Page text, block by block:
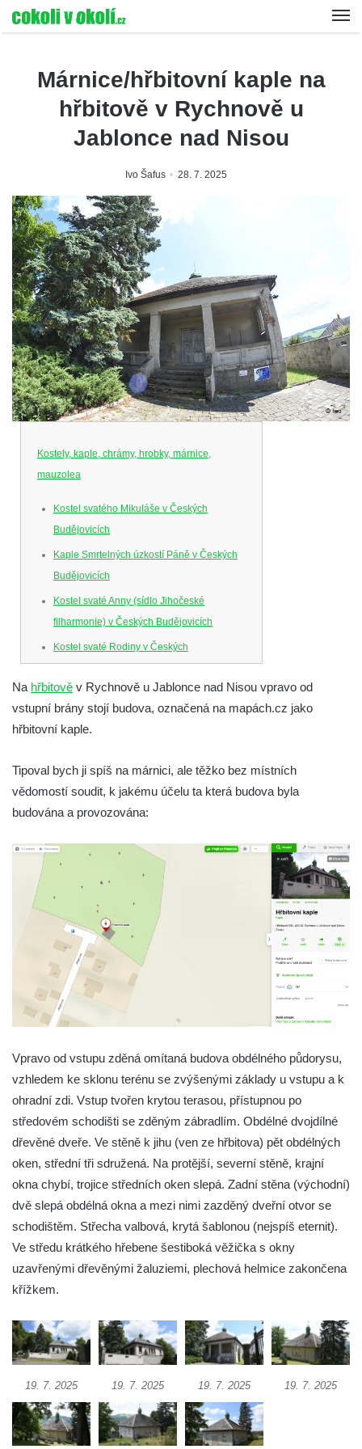
Márnice/hřbitovní kaple na
hřbitově v Rychnově u
Jablonce nad Nisou
Ivo Šafus 28. 7. 2025
Kostely, kaple, chrámy, hrobky, márnice,
mauzolea
Kostel svatého Mikuláše v Českých
Budějovicích
Kaple Smrtelných úzkostí Páně v Českých
Budějovicích
Kostel svaté Anny (sídlo Jihočeské
filharmonie) v Českých Budějovicích
Kostel svaté Rodiny v Českých
Budějovicích
Kostel Obětování Panny Marie u kláštera
dominikánů v Českých Budějovicích
Kostel Všech svatých v Kamenném Újezdě
Kaple na křižovatce ulic Budějovická a
Dělnická v Kamenném Újezdě
Bývalý kostel svatých Filipa a Jakuba na
Kaple na hřbitově ve Velešíně
Márnice na hřbitově ve Velešíně
Kostel svatého Václava ve Velešíně
Poutní areál Římov
Kostel svatého Ducha v poutním areálu
Římov
Křížová cesta Římov – XXV. kaple – Boží
hrob
Křížová cesta Římov – XXIII. kaple –
Kalvárie
Křížová cesta Římov – XXII. kaple – Šimon
Cyrénský pomáhá Ježíši nést kříž
Křížová cesta Římov – XXI. kaple –
Popravní brána
Křížová cesta Římov – XX. kaple – Svatá
Veronika potkává Ježíše a utírá mu do své
roušky pot z tváře
Křížová cesta Římov – XIX. kaple – Kristus
Křížová cesta Římov – XVIII. kaple – Na
Ježíše vložen kříž
Pilát
Křížová cesta Římov – XVI. kaple – U
Herodesa
Na hřbitově v Rychnově u Jablonce nad Nisou vpravo od
vstupní brány stojí budova, označená na mapách.cz jako
hřbitovní kaple.
Tipoval bych ji spíš na márnici, ale těžko bez místních
vědomostí soudit, k jakému účelu ta která budova byla
budována a provozována:
Vpravo od vstupu zděná omítaná budova obdélného půdorysu,
vzhledem ke sklonu terénu se zvýšenými základy u vstupu a k
ohradní zdi. Vstup tvořen krytou terasou, přístupnou po
středovém schodišti se zděným zábradlím. Obdélné dvojdílné
dřevěné dveře. Ve stěně k jihu (ven ze hřbitova) pět obdélných
oken, střední tři sdružená. Na protější, severní stěně, krajní
okna chybí, trojice středních oken slepá. Zadní stěna (východní)
dvě slepá obdélná okna a mezi nimi zazděný dveřní otvor se
schodištěm. Střecha valbová, krytá šablonou (nejspíš eternit).
Ve středu krátkého hřebene šestiboká věžička s okny
uzavřenými dřevěnými žaluziemi, plechová helmice zakončena
křížkem.
19. 7. 2025 19. 7. 2025 19. 7. 2025 19. 7. 2025